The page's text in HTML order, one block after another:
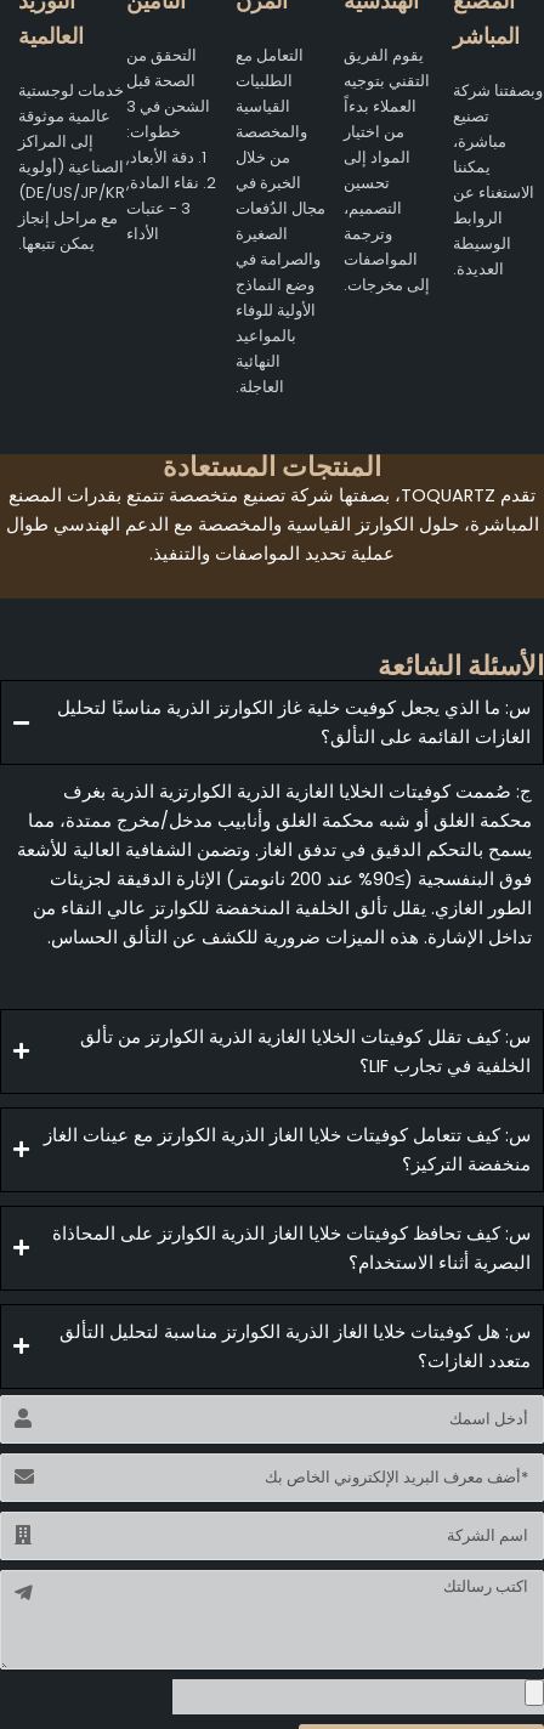
المباشر
وبصفتنا شركة
تصنيع
مباشرة،
يمكننا
الاستغناء عن
الروابط
الوسيطة
العديدة.
يقوم الفريق
التقني بتوجيه
العملاء بدءاً
من اختيار
المواد إلى
تحسين
التصميم،
وترجمة
المواصفات
إلى مخرجات.
التعامل مع
الطلبيات
القياسية
والمخصصة
من خلال
الخبرة في
مجال الدُفعات
الصغيرة
والصرامة في
وضع النماذج
الأولية للوفاء
بالمواعيد
النهائية
العاجلة.
التحقق من
الصحة قبل
الشحن في 3
خطوات:
1. دقة الأبعاد,
2. نقاء المادة,
3 - عتبات
الأداء
العالمية
خدمات لوجستية
عالمية موثوقة
إلى المراكز
الصناعية (أولوية
DE/US/JP/KR)
مع مراحل إنجاز
يمكن تتبعها.
المنتجات المستعادة
تقدم TOQUARTZ، بصفتها شركة تصنيع متخصصة تتمتع بقدرات المصنع
المباشرة، حلول الكوارتز القياسية والمخصصة مع الدعم الهندسي طوال
عملية تحديد المواصفات والتنفيذ.
الأسئلة الشائعة
س: ما الذي يجعل كوفيت خلية غاز الكوارتز الذرية مناسبًا لتحليل
الغازات القائمة على التألق؟
ج: صُممت كوفيتات الخلايا الغازية الذرية الكوارتزية الذرية بغرف
محكمة الغلق أو شبه محكمة الغلق وأنابيب مدخل/مخرج ممتدة، مما
يسمح بالتحكم الدقيق في تدفق الغاز. وتضمن الشفافية العالية للأشعة
فوق البنفسجية (≥90% عند 200 نانومتر) الإثارة الدقيقة لجزيئات
الطور الغازي. يقلل تألق الخلفية المنخفضة للكوارتز عالي النقاء من
تداخل الإشارة. هذه الميزات ضرورية للكشف عن التألق الحساس.
س: كيف تقلل كوفيتات الخلايا الغازية الذرية الكوارتز من تألق
الخلفية في تجارب LIF؟
س: كيف تتعامل كوفيتات خلايا الغاز الذرية الكوارتز مع عينات الغاز
منخفضة التركيز؟
س: كيف تحافظ كوفيتات خلايا الغاز الذرية الكوارتز على المحاذاة
البصرية أثناء الاستخدام؟
س: هل كوفيتات خلايا الغاز الذرية الكوارتز مناسبة لتحليل التألق
متعدد الغازات؟